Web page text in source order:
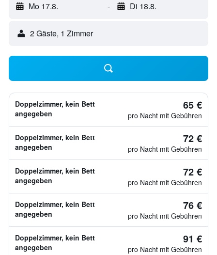
Mo 17.8. - Di 18.8.
2 Gäste, 1 Zimmer
Doppelzimmer, kein Bett
angegeben
65 €
pro Nacht mit Gebühren
Doppelzimmer, kein Bett
angegeben
72 €
pro Nacht mit Gebühren
Doppelzimmer, kein Bett
angegeben
72 €
pro Nacht mit Gebühren
Doppelzimmer, kein Bett
angegeben
76 €
pro Nacht mit Gebühren
Doppelzimmer, kein Bett
angegeben
91 €
pro Nacht mit Gebühren